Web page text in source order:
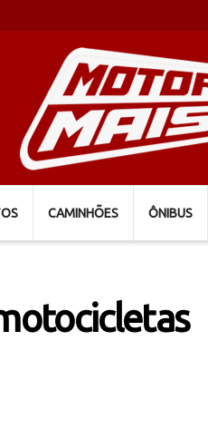
CAMINHÕES ÔNIBUS